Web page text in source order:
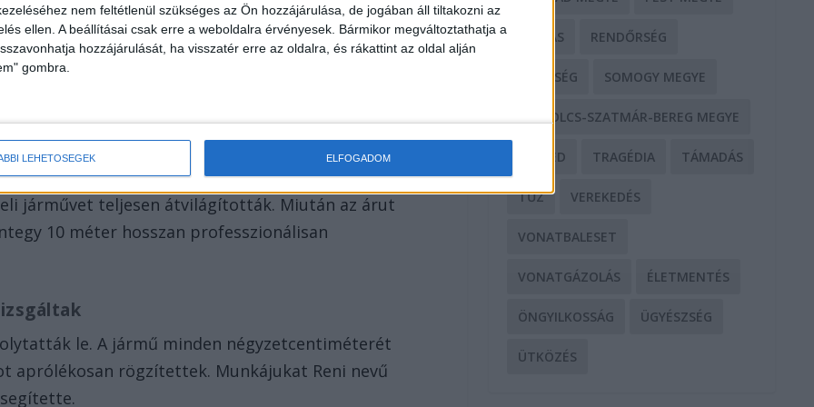
nem feltétlenül szükséges az Ön hozzájárulása, de jogában áll tiltakozni az
ellen. A beállításai csak erre a weboldalra érvényesek. Bármikor megváltoztathatja a
hozzájárulását, ha visszatér erre az oldalra, és rákattint az oldal alján
gombra.
LEHETŐSÉGEK ELFOGADOM
azonnal akcióba lendültek, és az M7-es
Harley nevű cigaretta- és kábítószer-kereső
A kutya azonnal jelzett.
és abból kábítószergyanús anyag
járművet teljesen átvilágították. Miután az árut
10 méter hosszan professzionálisan
le. A jármű minden négyzetcentiméterét
aprólékosan rögzítettek. Munkájukat Reni nevű
RABLÁS RENDŐRSÉG
SEGÍTSÉG SOMOGY MEGYE
SZABOLCS-SZATMÁR-BEREG MEGYE
SZEGED TRAGÉDIA TÁMADÁS
TŰZ VEREKEDÉS
VONATBALESET
VONATGÁZOLÁS ÉLETMENTÉS
ÖNGYILKOSSÁG ÜGYÉSZSÉG
ÜTKÖZÉS